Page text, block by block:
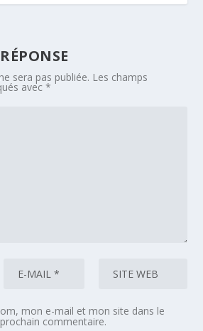
sera pas publiée. Les champs
avec*
mon e-mail et mon site dans le
commentaire.